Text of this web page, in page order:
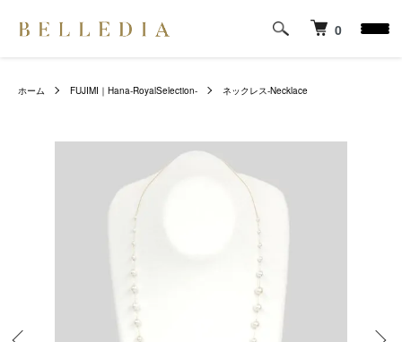
0
ホーム FUJIMI｜Hana-RoyalSelection- ネックレス-Necklace